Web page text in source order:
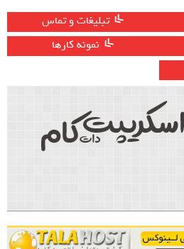
تبلیغات و تماس
نمونه کارها